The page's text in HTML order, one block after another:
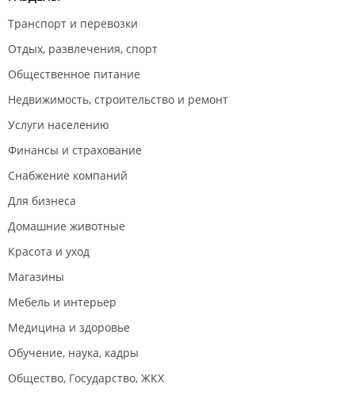
Транспорт и перевозки
Отдых, развлечения, спорт
Общественное питание
Недвижимость, строительство и ремонт
Услуги населению
Финансы и страхование
Снабжение компаний
Для бизнеса
Домашние животные
Красота и уход
Магазины
Мебель и интерьер
Медицина и здоровье
Обучение, наука, кадры
Общество, Государство, ЖКХ